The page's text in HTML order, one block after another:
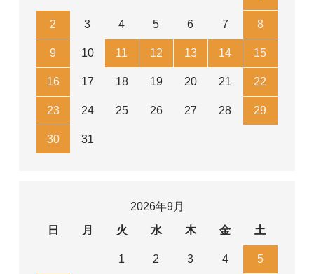
2 3 4 5 6 7 8
9 10 11 12 13 14 15
16 17 18 19 20 21 22
23 24 25 26 27 28 29
30 31
2026年9月
日
月 火 水 木 金 土
1 2 3 4 5